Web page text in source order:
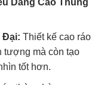
Dáng Cao Thùng
Đại: Thiết kế cao ráo
tượng mà còn tạo
tốt hơn.